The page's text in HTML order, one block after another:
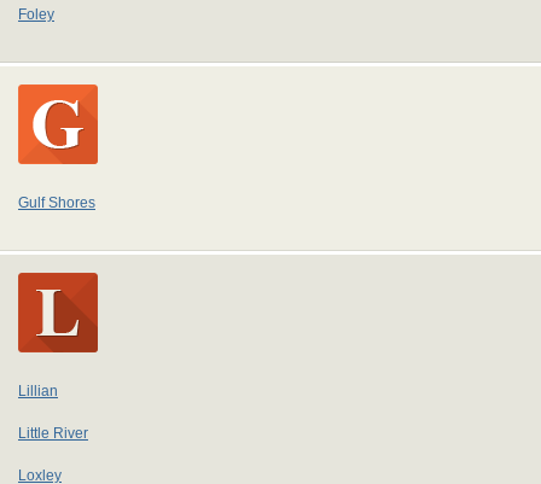
Foley
Gulf Shores
Lillian
Little River
Loxley